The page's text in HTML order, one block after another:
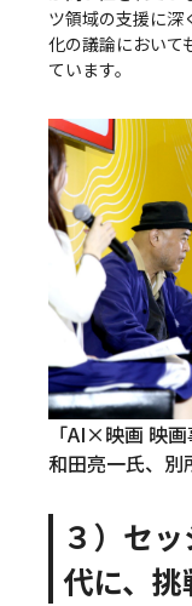
ツ領域の支援に深
化の議論において
ています。
「AI×映画 映
和田亮一氏、別
３）セ
代に、